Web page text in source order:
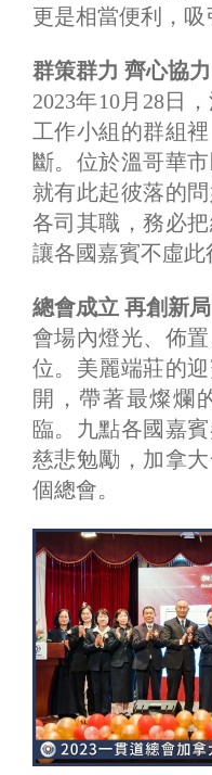
更是相當便利，吸
群策群力 齊心協力
2023年10月28日
工作小組的群組
斷。位於溫哥華
就有此起彼落的
各司其職，務必
讓各國嘉賓不虛此
總會成立 再創新局
會場內燈光、佈
位。美麗端莊的
開，帶著最燦爛
臨。九點各國嘉
慈悲勉勵，加拿
個總會。